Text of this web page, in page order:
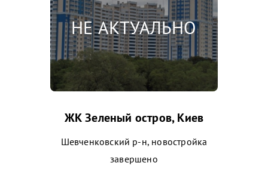
ЖК Зеленый остров, Киев
Шевченковский р-н, новостройка
завершено